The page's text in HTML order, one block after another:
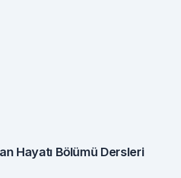
Hayatı Bölümü Dersleri